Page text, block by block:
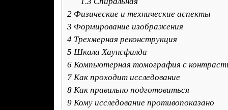
2 Физические и технические аспекты
3 Формирование изображения
4 Трехмерная реконструкция
5 Шкала Хаунсфилда
6 Компьютерная томография с
7 Как проходит исследование
8 Как правильно подготовиться
9 Кому исследование противопоказано